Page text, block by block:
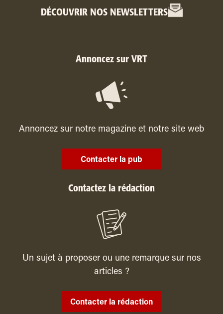
DÉCOUVRIR NOS NEWSLETTERS
Annoncez sur VRT
Annoncez sur notre magazine et notre site web
Contacter la pub
Contactez la rédaction
Un sujet à proposer ou une remarque sur nos
articles ?
Contacter la rédaction